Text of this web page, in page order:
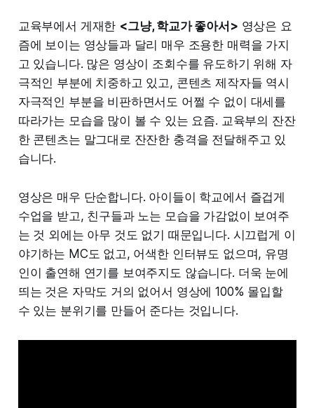
교육부에서 게재한 <그냥, 학교가 좋아서> 영상은 요
즘에 보이는 영상들과 달리 매우 조용한 매력을 가지
고 있습니다. 많은 영상이 조회수를 유도하기 위해 자
극적인 부분에 치중하고 있고, 콘텐츠 제작자들 역시
자극적인 부분을 비판하면서도 어쩔 수 없이 대세를
따라가는 모습을 많이 볼 수 있는 요즘. 교육부의 잔잔
한 콘텐츠는 말그대로 잔잔한 충격을 전달해주고 있
습니다.
영상은 매우 단순합니다. 아이들이 학교에서 즐겁게
수업을 받고, 친구들과 노는 모습을 가감없이 보여주
는 것 외에는 아무 것도 없기 때문입니다. 시끄럽게 이
야기하는 MC도 없고, 어색한 인터뷰도 없으며, 유명
인이 출연해 연기를 보여주지도 않습니다. 더욱 눈에
띄는 것은 자막도 거의 없어서 영상에 100% 몰입할
수 있는 분위기를 만들어 준다는 것입니다.